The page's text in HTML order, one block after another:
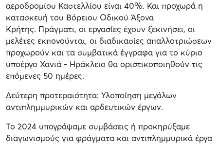
αεροδρομίου Καστελλίου είναι 40%. Και προχωρά η
κατασκευή του Βόρειου Οδικού Άξονα
Κρήτης. Πράγματι, οι εργασίες έχουν ξεκινήσει, οι
μελέτες εκπονούνται, οι διαδικασίες απαλλοτριώσεων
προχωρούν και τα συμβατικά έγγραφα για το κύριο
υποέργο Χανιά - Ηράκλειο θα οριστικοποιηθούν τις
επόμενες 50 ημέρες.
Δεύτερη προτεραιότητα: Υλοποίηση μεγάλων
αντιπλημμυρικών και αρδευτικών έργων.
Το 2024 υπογράψαμε συμβάσεις ή προκηρύξαμε
διαγωνισμούς για φράγματα και αντιπλημμυρικά έργα